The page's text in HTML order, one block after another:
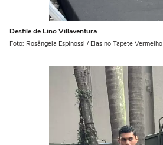
Desfile de Lino Villaventura
Foto: Rosângela Espinossi / Elas no Tapete Vermelho